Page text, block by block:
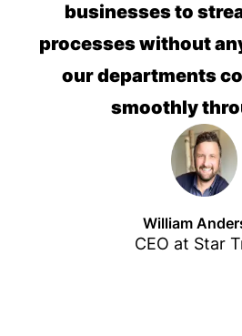
businesses to
processes without
our departments
smoothly
William
CEO at Star